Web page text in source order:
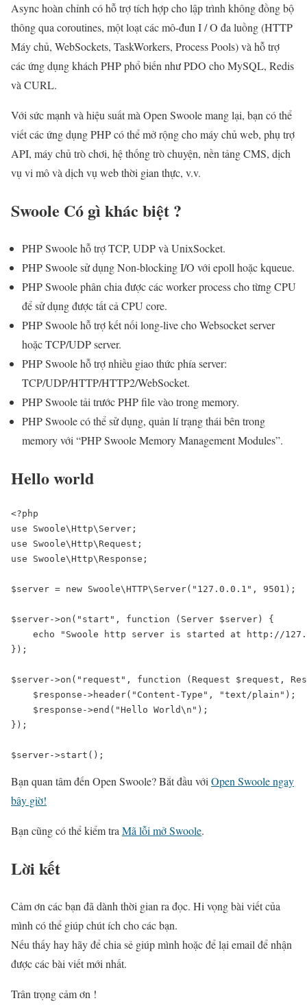
Async hoàn chỉnh có hỗ trợ tích hợp cho lập trình không đồng bộ
thông qua coroutines, một loạt các mô-đun I / O đa luồng (HTTP
Máy chủ, WebSockets, TaskWorkers, Process Pools) và hỗ trợ
các ứng dụng khách PHP phổ biến như PDO cho MySQL, Redis
và CURL.
Với sức mạnh và hiệu suất mà Open Swoole mang lại, bạn có thể
viết các ứng dụng PHP có thể mở rộng cho máy chủ web, phụ trợ
API, máy chủ trò chơi, hệ thống trò chuyện, nền tảng CMS, dịch
vụ vi mô và dịch vụ web thời gian thực, v.v.
Swoole Có gì khác biệt ?
PHP Swoole hỗ trợ TCP, UDP và UnixSocket.
PHP Swoole sử dụng Non-blocking I/O với epoll hoặc kqueue.
PHP Swoole phân chia được các worker process cho từng CPU
để sử dụng được tất cả CPU core.
PHP Swoole hỗ trợ kết nối long-live cho Websocket server
hoặc TCP/UDP server.
PHP Swoole hỗ trợ nhiều giao thức phía server:
TCP/UDP/HTTP/HTTP2/WebSocket.
PHP Swoole tải trước PHP file vào trong memory.
PHP Swoole có thể sử dụng, quản lí trạng thái bên trong
memory với “PHP Swoole Memory Management Modules”.
Hello world
<?php
use Swoole\Http\Server;
use Swoole\Http\Request;
use Swoole\Http\Response;
$server = new Swoole\HTTP\Server("127.0.0.1", 9501);
$server->on("start", function (Server $server) {
echo "Swoole http server is started at http://
});
$server->on("request", function (Request $request,
    $response->header("Content-Type", "text/plain");
    $response->end("Hello World\n");
});
$server->start();
Bạn quan tâm đến Open Swoole? Bắt đầu với Open Swoole ngay
bây giờ!
Bạn cũng có thể kiểm tra Mã lỗi mở Swoole.
Lời kết
Cảm ơn các bạn đã dành thời gian ra đọc. Hi vọng bài viết của
mình có thể giúp chút ích cho các bạn.
Nếu thấy hay hãy để chia sẻ giúp mình hoặc để lại email để nhận
được các bài viết mới nhất.
Trân trọng cảm ơn !